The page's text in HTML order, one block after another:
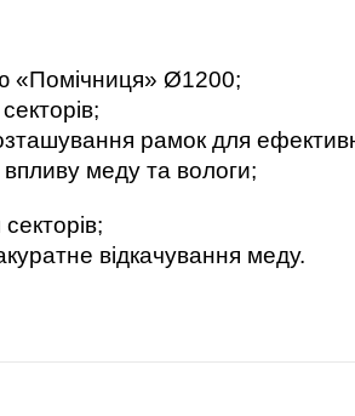
«Помічниця» Ø1200;
рамок для
впливу меду та вологи;
відкачування меду.